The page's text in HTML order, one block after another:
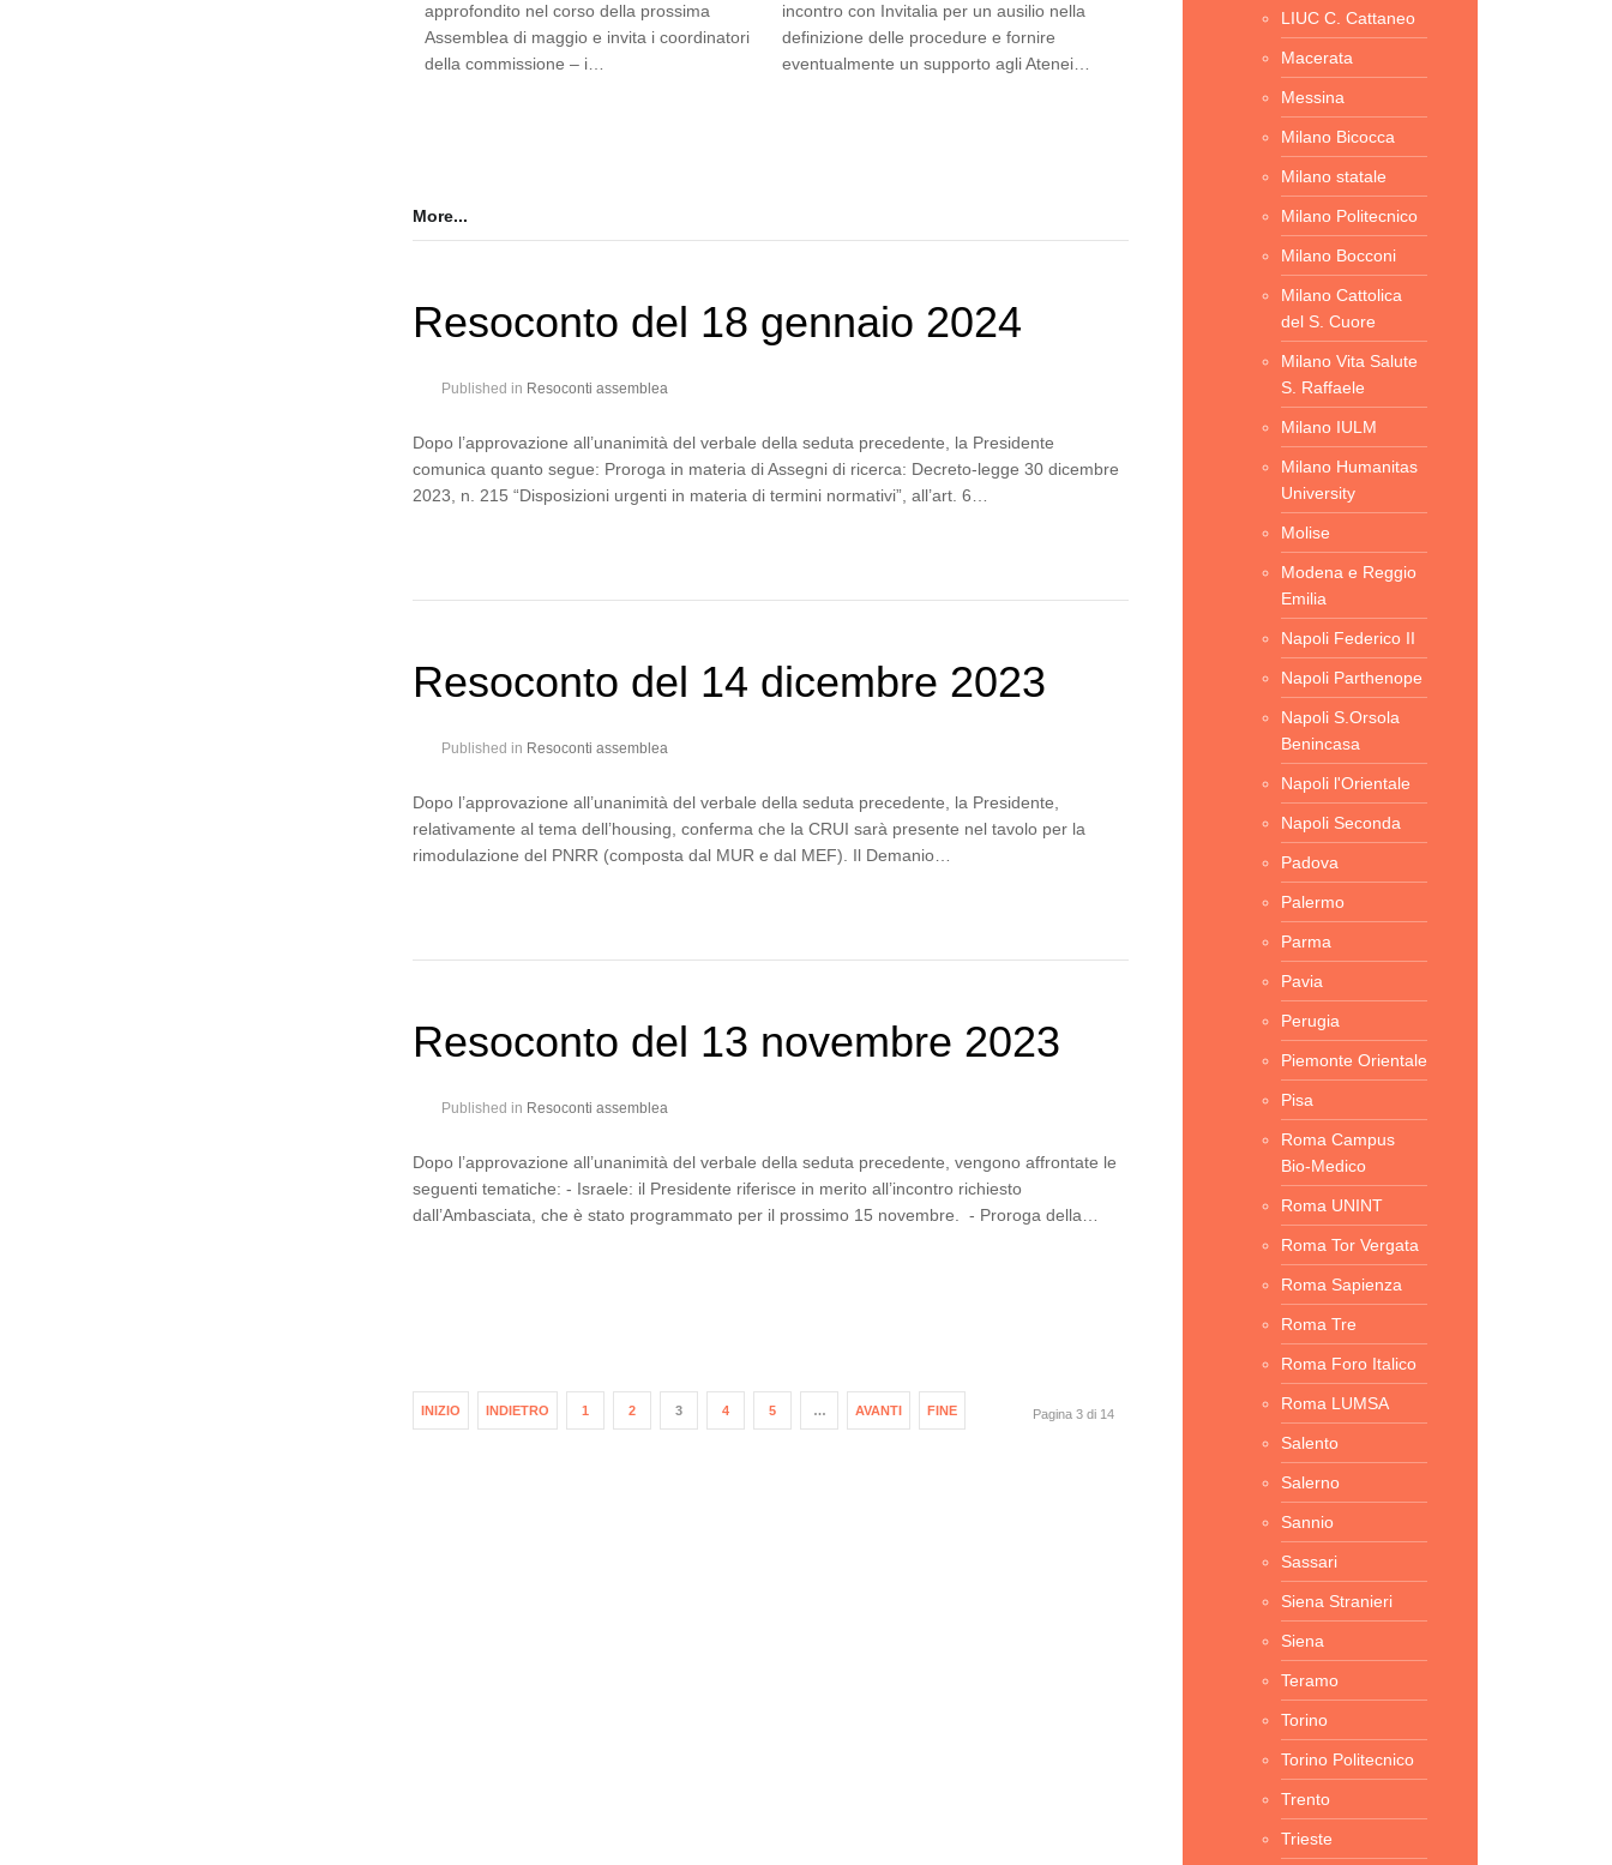
approfondito nel corso della prossima
Assemblea di maggio e invita i coordinatori
della commissione – i…
incontro con Invitalia per un ausilio nella
definizione delle procedure e fornire
eventualmente un supporto agli Atenei…
More...
Resoconto del 18 gennaio 2024
Published in Resoconti assemblea
Dopo l’approvazione all’unanimità del verbale della seduta precedente, la Presidente
comunica quanto segue: Proroga in materia di Assegni di ricerca: Decreto-legge 30 dicembre
2023, n. 215 “Disposizioni urgenti in materia di termini normativi”, all’art. 6…
Resoconto del 14 dicembre 2023
Published in Resoconti assemblea
Dopo l’approvazione all’unanimità del verbale della seduta precedente, la Presidente,
relativamente al tema dell’housing, conferma che la CRUI sarà presente nel tavolo per la
rimodulazione del PNRR (composta dal MUR e dal MEF). Il Demanio…
Resoconto del 13 novembre 2023
Published in Resoconti assemblea
Dopo l’approvazione all’unanimità del verbale della seduta precedente, vengono affrontate le
seguenti tematiche: - Israele: il Presidente riferisce in merito all’incontro richiesto
dall’Ambasciata, che è stato programmato per il prossimo 15 novembre. - Proroga della…
INIZIO INDIETRO 1 2 3 4 5 … AVANTI FINE Pagina 3 di 14
LIUC C. Cattaneo
Macerata
Messina
Milano Bicocca
Milano statale
Milano Politecnico
Milano Bocconi
Milano Cattolica
del S. Cuore
Milano Vita Salute
S. Raffaele
Milano IULM
Milano Humanitas
University
Molise
Modena e Reggio
Emilia
Napoli Federico II
Napoli Parthenope
Napoli S.Orsola
Benincasa
Napoli l'Orientale
Napoli Seconda
Padova
Palermo
Parma
Pavia
Perugia
Piemonte Orientale
Pisa
Roma Campus
Bio-Medico
Roma UNINT
Roma Tor Vergata
Roma Sapienza
Roma Tre
Roma Foro Italico
Roma LUMSA
Salento
Salerno
Sannio
Sassari
Siena Stranieri
Siena
Teramo
Torino
Torino Politecnico
Trento
Trieste